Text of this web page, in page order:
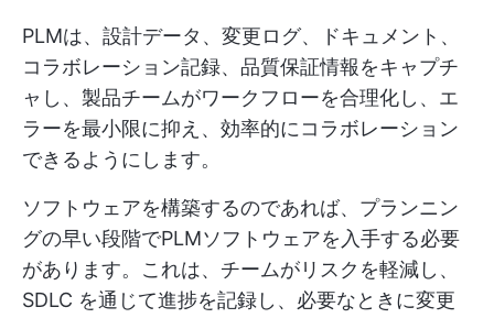
PLMは、設計データ、変更ログ、ドキュメント、
コラボレーション記録、品質保証情報をキャプチ
ャし、製品チームがワークフローを合理化し、エ
ラーを最小限に抑え、効率的にコラボレーション
できるようにします。
ソフトウェアを構築するのであれば、プランニン
グの早い段階でPLMソフトウェアを入手する必要
があります。これは、チームがリスクを軽減し、
SDLC を通じて進捗を記録し、必要なときに変更